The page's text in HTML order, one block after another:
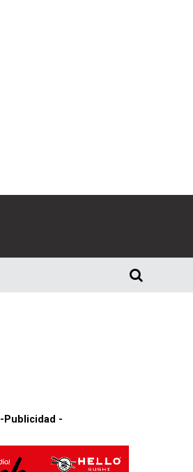
-Publicidad -